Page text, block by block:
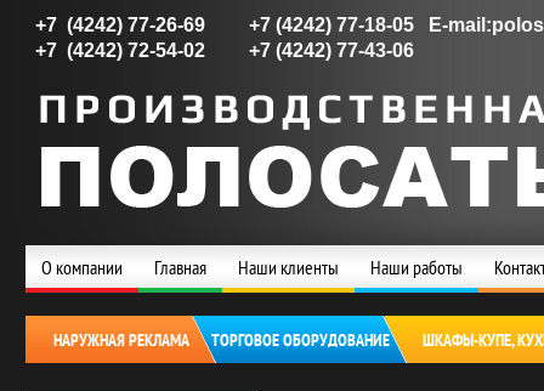
+7 (4242) 77-26-69 +7 (4242) 77-18-05 E-
+7 (4242) 72-54-02 +7 (4242) 77-43-06
О компании Главная Наши клиенты Наши работы
НАРУЖНАЯ РЕКЛАМА ТОРГОВОЕ ОБОРУДОВАНИЕ ШКАФЫ-КУПЕ,